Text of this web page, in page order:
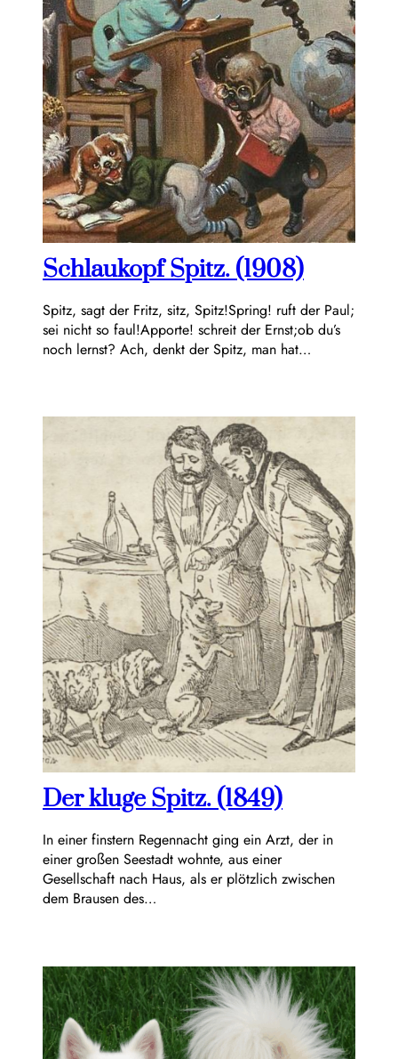
Schlaukopf Spitz. (1908)
Spitz, sagt der Fritz, sitz, Spitz!Spring! ruft der Paul;
sei nicht so faul!Apporte! schreit der Ernst;ob du’s
noch lernst? Ach, denkt der Spitz, man hat…
Der kluge Spitz. (1849)
In einer finstern Regennacht ging ein Arzt, der in
einer großen Seestadt wohnte, aus einer
Gesellschaft nach Haus, als er plötzlich zwischen
dem Brausen des…